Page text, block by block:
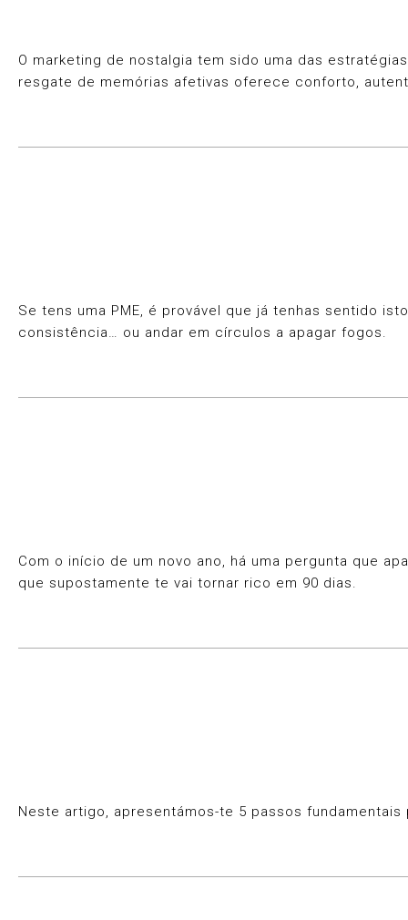
O marketing de nostalgia tem sido uma das
resgate de memórias afetivas oferece conforto,
Se tens uma PME, é provável que já tenhas sentido
consistência… ou andar em círculos a apagar fogos.
Com o início de um novo ano, há uma pergunta que
que supostamente te vai tornar rico em 90 dias.
Neste artigo, apresentámos-te 5 passos